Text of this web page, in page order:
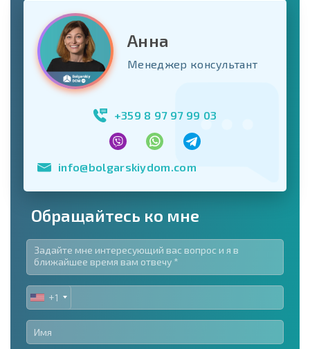
Анна
Менеджер консультант
+359 8 97 97 99 03
info@bolgarskiydom.com
Обращайтесь ко мне
UNITED
STATES
+1
+1